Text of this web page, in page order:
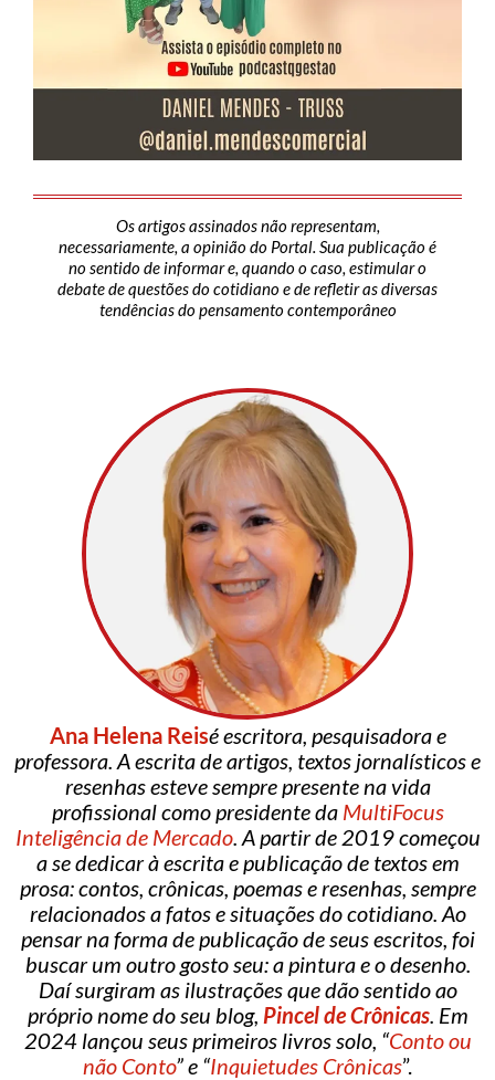
Os artigos assinados não representam,
necessariamente, a opinião do Portal. Sua publicação é
no sentido de informar e, quando o caso, estimular o
debate de questões do cotidiano e de refletir as diversas
tendências do pensamento contemporâneo
Ana Helena Reisé escritora, pesquisadora e
professora. A escrita de artigos, textos jornalísticos e
resenhas esteve sempre presente na vida
profissional como presidente da MultiFocus
Inteligência de Mercado. A partir de 2019 começou
a se dedicar à escrita e publicação de textos em
prosa: contos, crônicas, poemas e resenhas, sempre
relacionados a fatos e situações do cotidiano. Ao
pensar na forma de publicação de seus escritos, foi
buscar um outro gosto seu: a pintura e o desenho.
Daí surgiram as ilustrações que dão sentido ao
próprio nome do seu blog, Pincel de Crônicas. Em
2024 lançou seus primeiros livros solo, “Conto ou
não Conto” e “Inquietudes Crônicas”.